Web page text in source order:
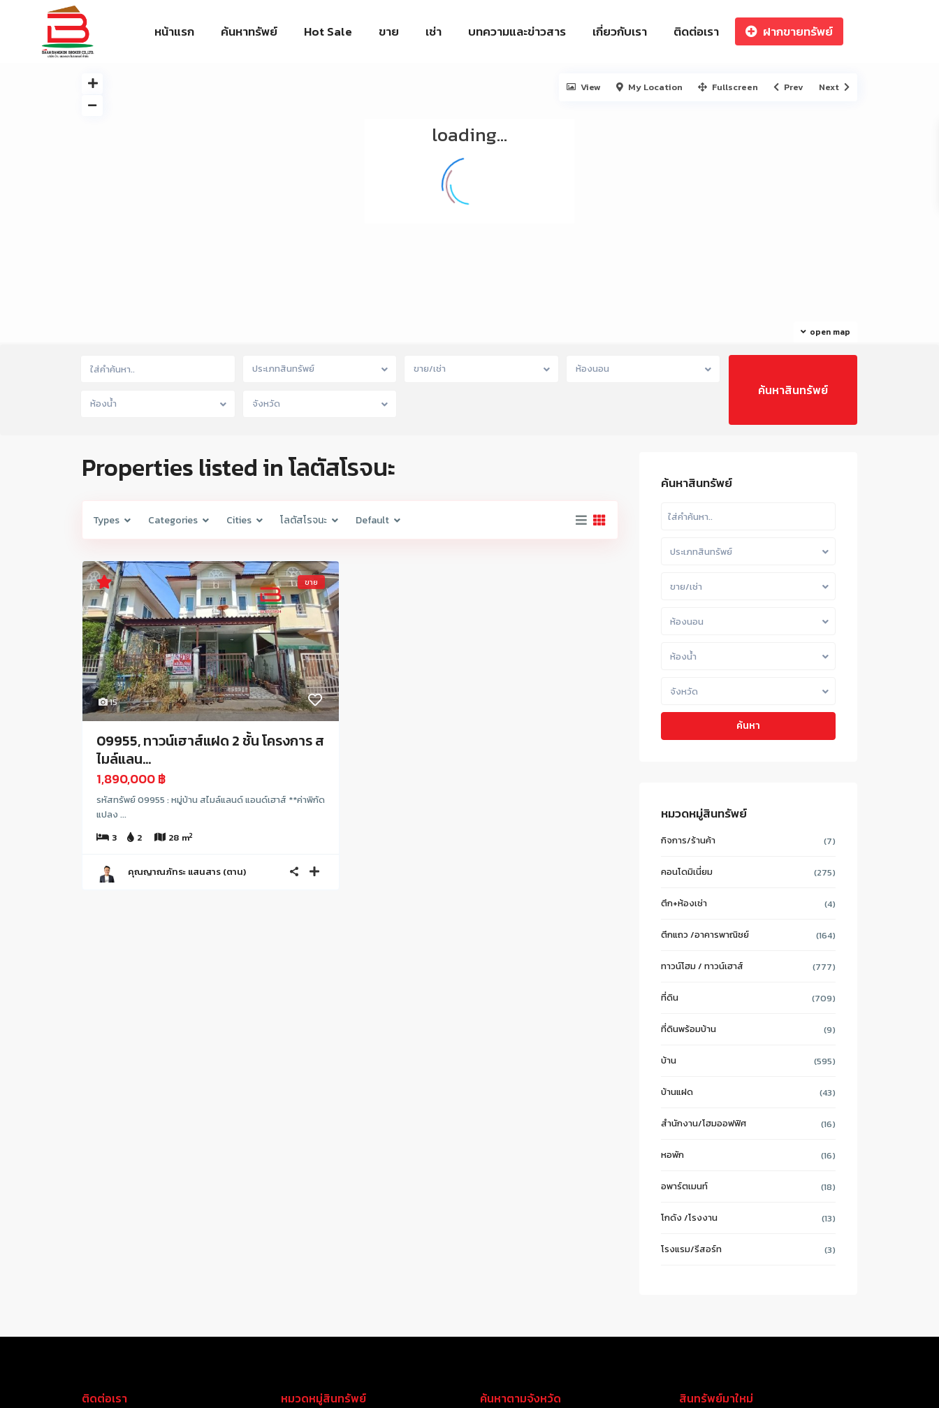
หน้าแรก ค้นหาทรัพย์ Hot Sale ขาย เช่า บทความและข่าวสาร เกี่ยวกับเรา ติดต่อเรา ฝากขายทรัพย์
loading...
open map
View My Location Fullscreen Prev Next
ประเภทสินทรัพย์ ขาย/เช่า ห้องนอน
ห้องน้ำ จังหวัด
Properties listed in โลตัสโรจนะ
Types Categories Cities โลตัสโรจนะ Default
15
ขาย
09955, ทาวน์เฮาส์แฝด 2 ชั้น โครงการ ส
ไมล์แลน...
1,890,000 ฿
รหัสทรัพย์ 09955 : หมู่บ้าน สไมล์แลนด์ แอนด์เฮาส์ **ค่าพิกัด
แปลง ...
3
2 28 m2
คุณญาณภัทระ แสนสาร (ตาน)
ค้นหาสินทรัพย์
ประเภทสินทรัพย์
ขาย/เช่า
ห้องนอน
ห้องน้ำ
จังหวัด
ค้นหา
หมวดหมู่สินทรัพย์
กิจการ/ร้านค้า (7)
คอนโดมิเนี่ยม (275)
ตึก+ห้องเช่า (4)
ตึกแถว /อาคารพาณิชย์ (164)
ทาวน์โฮม / ทาวน์เฮาส์ (777)
ที่ดิน (709)
ที่ดินพร้อมบ้าน (9)
บ้าน (595)
บ้านแฝด (43)
สำนักงาน/โฮมออฟฟิศ (16)
หอพัก (16)
อพาร์ตเมนท์ (18)
โกดัง /โรงงาน (13)
โรงแรม/รีสอร์ท (3)
ติดต่อเรา หมวดหมู่สินทรัพย์ ค้นหาตามจังหวัด สินทรัพย์มาใหม่